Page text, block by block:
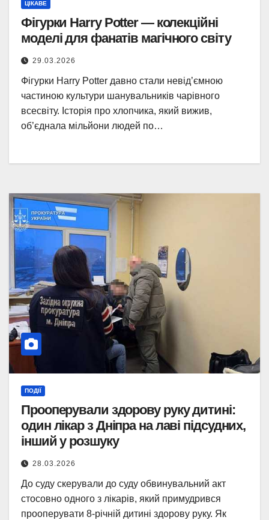
ЦІКАВЕ
Фігурки Harry Potter — колекційні
моделі для фанатів магічного світу
29.03.2026
Фігурки Harry Potter давно стали невід’ємною
частиною культури шанувальників чарівного
всесвіту. Історія про хлопчика, який вижив,
об’єднала мільйони людей по…
ПОДІЇ
Прооперували здорову руку дитині:
один лікар з Дніпра на лаві підсудних,
інший у розшуку
28.03.2026
До суду скерували до суду обвинувальний акт
стосовно одного з лікарів, який примудрився
прооперувати 8-річній дитині здорову руку. Як